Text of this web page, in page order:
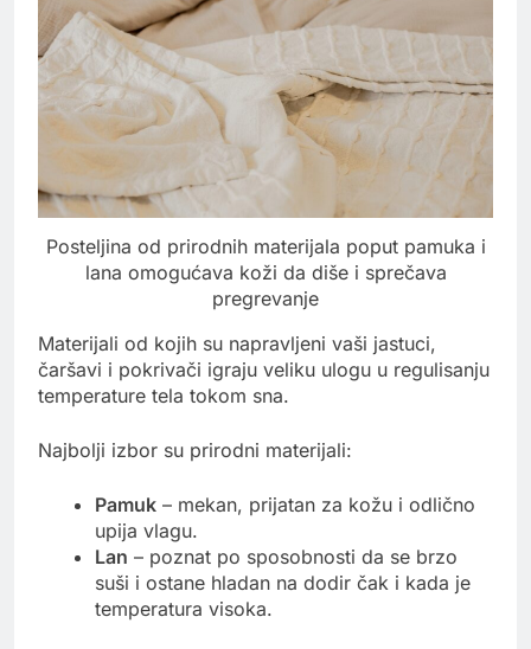
Posteljina od prirodnih materijala poput pamuka i
lana omogućava koži da diše i sprečava
pregrevanje
Materijali od kojih su napravljeni vaši jastuci,
čaršavi i pokrivači igraju veliku ulogu u regulisanju
temperature tela tokom sna.
Najbolji izbor su prirodni materijali:
Pamuk – mekan, prijatan za kožu i odlično
upija vlagu.
Lan – poznat po sposobnosti da se brzo
suši i ostane hladan na dodir čak i kada je
temperatura visoka.